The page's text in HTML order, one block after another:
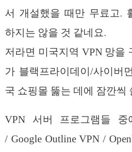
서 개설했을 때만 무료고.
하지는 않을 것 같네요.
저라면 미국지역 VPN 망을
가 블랙프라이데이/사이버
국 쇼핑몰 뚫는 데에 잠깐씩
VPN 서버 프로그램들 중
/ Google Outline VPN /